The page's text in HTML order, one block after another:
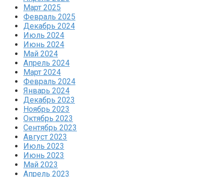
Март 2025
Февраль 2025
Декабрь 2024
Июль 2024
Июнь 2024
Май 2024
Апрель 2024
Март 2024
Февраль 2024
Январь 2024
Декабрь 2023
Ноябрь 2023
Октябрь 2023
Сентябрь 2023
Август 2023
Июль 2023
Июнь 2023
Май 2023
Апрель 2023